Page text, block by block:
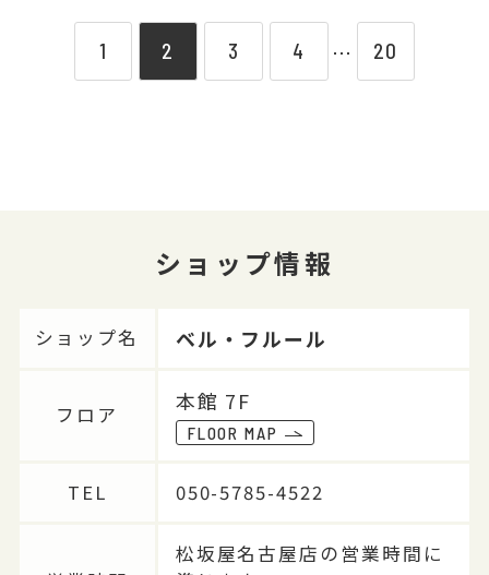
1 2 3 4 ⋯ 20
ショップ情報
ショップ名 ベル・フルール
フロア
本館 7F
FLOOR MAP
TEL 050-5785-4522
松坂屋名古屋店の営業時間に